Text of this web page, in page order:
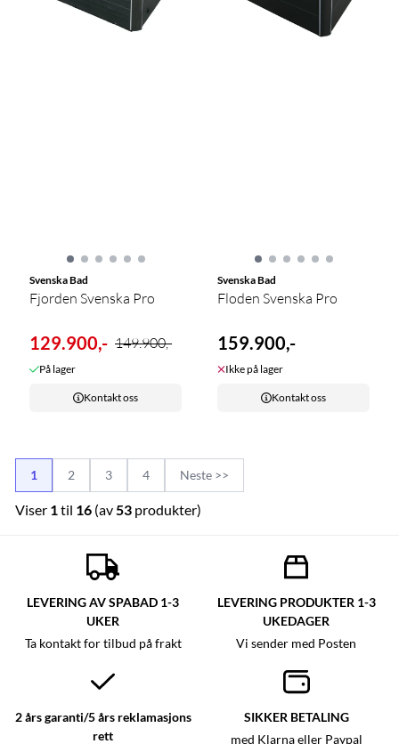
Svenska Bad
Fjorden Svenska Pro
129.900,- 149.900,-
På lager
Kontakt oss
Svenska Bad
Floden Svenska Pro
159.900,-
Ikke på lager
Kontakt oss
1 2 3 4 Neste >>
Viser 1til 16(av53produkter)
LEVERING AV SPABAD 1-3
UKER
Ta kontakt for tilbud på frakt
LEVERING PRODUKTER 1-3
UKEDAGER
Vi sender med Posten
2 års garanti/5 års reklamasjons
rett
SIKKER BETALING
med Klarna eller Paypal